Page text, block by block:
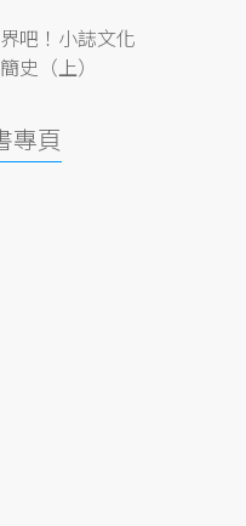
吧！小誌文化
史（上）
專頁